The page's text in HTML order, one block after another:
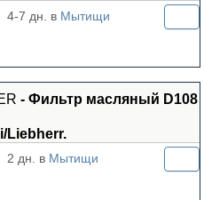
4-7 дн. в Мытищи
- Фильтр масляный D108
Liebherr.
2 дн. в Мытищи